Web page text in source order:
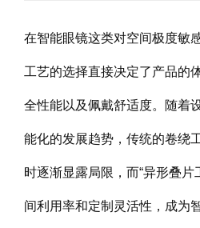
在智能眼镜这类对空间极度敏
工艺的选择直接决定了产品的
全性能以及佩戴舒适度。随着
能化的发展趋势，传统的卷绕
时逐渐显露局限，而“异形叠片
间利用率和定制灵活性，成为